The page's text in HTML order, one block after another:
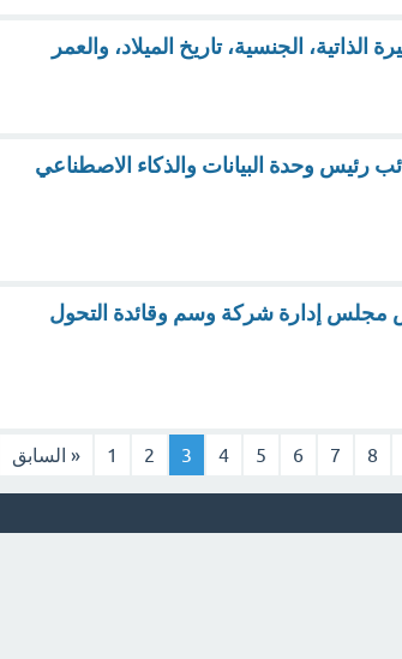
الجنسية، تاريخ الميلاد، والعمر
رئيس وحدة البيانات والذكاء الاصطناعي
مجلس إدارة شركة وسم وقائدة التحول
« السابق 1 2 3 4 5 6 7 8